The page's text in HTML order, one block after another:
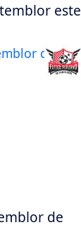
este
de